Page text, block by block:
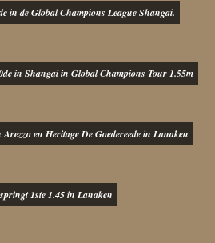
in de Global Champions League Shangai.
in Shangai in Global Champions Tour 1.55m
en Heritage De Goedereede in Lanaken
1ste 1.45 in Lanaken